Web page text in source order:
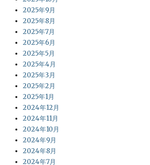
2025年9月
2025年8月
2025年7月
2025年6月
2025年5月
2025年4月
2025年3月
2025年2月
2025年1月
2024年12月
2024年11月
2024年10月
2024年9月
2024年8月
2024年7月